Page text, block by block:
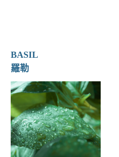
BASIL
羅勒